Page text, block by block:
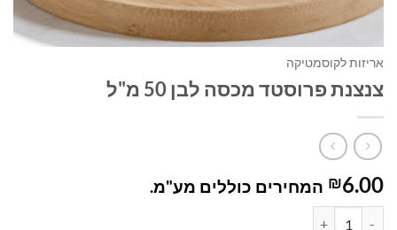
אריזות לקוסמטיקה
צנצנת פרוסטד מכסה לבן 50 מ"ל
₪6.00 המחירים כוללים מע"מ.